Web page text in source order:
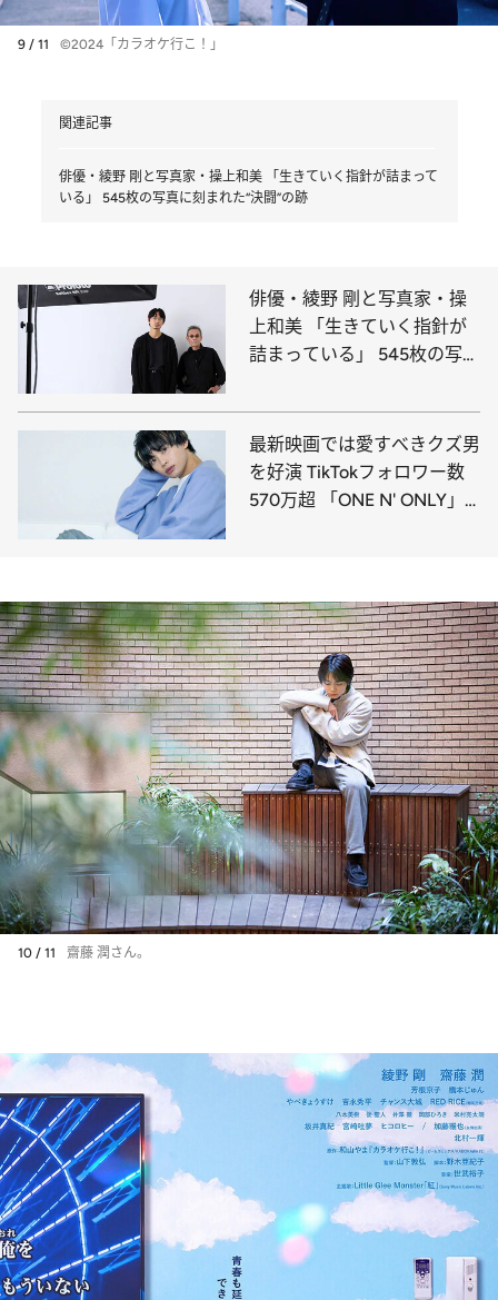
9 / 11 ©2024「カラオケ行こ！」
関連記事
俳優・綾野 剛と写真家・操上和美 「生きていく指針が詰まって
いる」 545枚の写真に刻まれた“決闘”の跡
俳優・綾野 剛と写真家・操
上和美 「生きていく指針が
詰まっている」 545枚の写真
最新映画では愛すべきクズ男
を好演 TikTokフォロワー数
570万超 「ONE N' ONLY」
10 / 11 齋藤 潤さん。